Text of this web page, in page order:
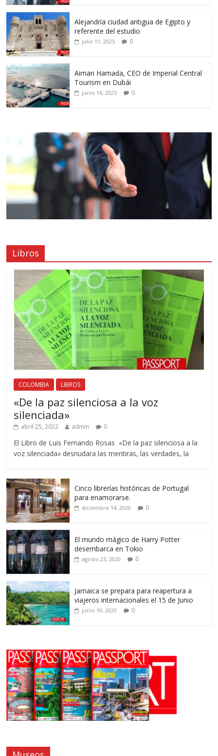
Alejandría ciudad antigua de Egipto y
referente del estudio
julio 11, 2025 0
Aiman Hamada, CEO de Imperial Central
Tourism en Dubái
junio 16, 2025 0
Libros
COLOMBIA LIBROS
«De la paz silenciosa a la voz
silenciada»
abril 25, 2022 admin 0
El Libro de Luis Fernando Rosas «De la paz silenciosa a la
voz silenciada» desnudara las mentiras, las verdades, la
Cinco librerías históricas de Portugal
para enamorarse.
diciembre 14, 2020 0
El mundo mágico de Harry Potter
desembarca en Tokio
agosto 23, 2020 0
Jamaica se prepara para reapertura a
viajeros internacionales el 15 de Junio
junio 10, 2020 0